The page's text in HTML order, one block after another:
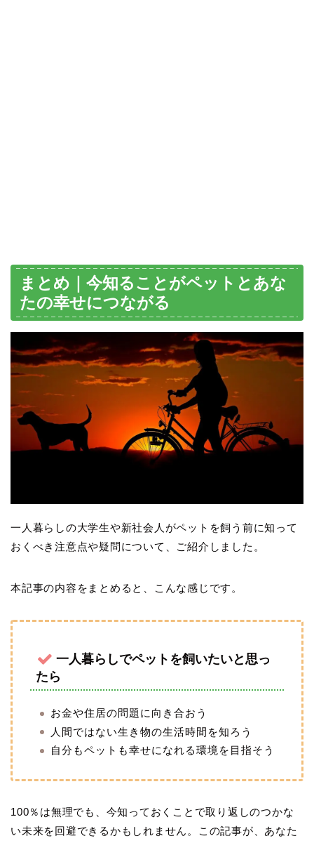
まとめ｜今知ることがペットとあな
たの幸せにつながる
一人暮らしの大学生や新社会人がペットを飼う前に知って
おくべき注意点や疑問について、ご紹介しました。
本記事の内容をまとめると、こんな感じです。
一人暮らしでペットを飼いたいと思っ
たら
お金や住居の問題に向き合おう
人間ではない生き物の生活時間を知ろう
自分もペットも幸せになれる環境を目指そう
100％は無理でも、今知っておくことで取り返しのつかな
い未来を回避できるかもしれません。この記事が、あなた